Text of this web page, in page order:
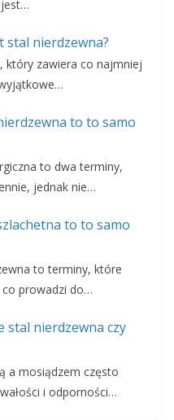
jest…
stal nierdzewna?
który zawiera co najmniej
to to samo
to dwa terminy,
jednak nie…
to to samo
to terminy, które
co prowadzi do…
stal nierdzewna czy
a mosiądzem często
i odporności…